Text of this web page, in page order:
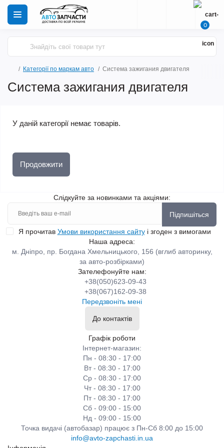
0
Категорії по маркам авто Система зажигания двигателя
Система зажигания двигателя
У даній категорії немає товарів.
Продовжити
Слідкуйте за новинками та акціями:
Підпишіться
Я прочитав Умови використання сайтуі згоден з вимогами
Наша адреса:
м. Дніпро, пр. Богдана Хмельницького, 156 (вглиб авторинку,
за авто-розбірками)
Зателефонуйте нам:
+38(050)623-09-43
+38(067)162-09-38
Передзвоніть мені
До контактів
Графік роботи
Інтернет-магазин:
Пн - 08:30 - 17:00
Вт - 08:30 - 17:00
Ср - 08:30 - 17:00
Чт - 08:30 - 17:00
Пт - 08:30 - 17:00
Сб - 09:00 - 15:00
Нд - 09:00 - 15:00
Точка видачі (автобазар) працює з Пн-Сб 8:00 до 15:00
info@avto-zapchasti.in.ua